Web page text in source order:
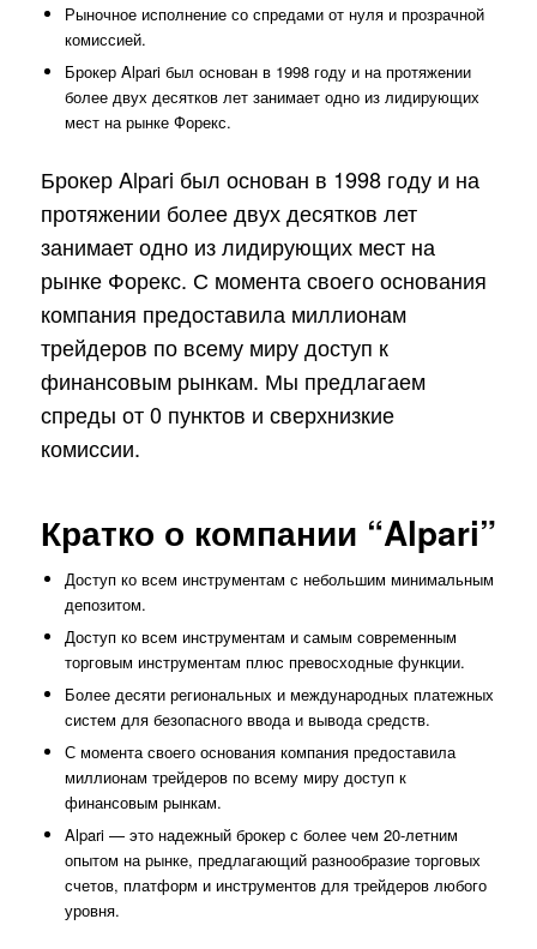
Рыночное исполнение со спредами от нуля и прозрачной
комиссией.
Брокер Alpari был основан в 1998 году и на протяжении
более двух десятков лет занимает одно из лидирующих
мест на рынке Форекс.
Брокер Alpari был основан в 1998 году и на
протяжении более двух десятков лет
занимает одно из лидирующих мест на
рынке Форекс. С момента своего основания
компания предоставила миллионам
трейдеров по всему миру доступ к
финансовым рынкам. Мы предлагаем
спреды от 0 пунктов и сверхнизкие
комиссии.
Кратко о компании “Alpari”
Доступ ко всем инструментам с небольшим минимальным
депозитом.
Доступ ко всем инструментам и самым современным
торговым инструментам плюс превосходные функции.
Более десяти региональных и международных платежных
систем для безопасного ввода и вывода средств.
С момента своего основания компания предоставила
миллионам трейдеров по всему миру доступ к
финансовым рынкам.
Alpari — это надежный брокер с более чем 20-летним
опытом на рынке, предлагающий разнообразие торговых
счетов, платформ и инструментов для трейдеров любого
уровня.